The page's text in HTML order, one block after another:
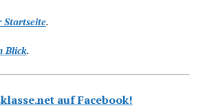
.
Blick.
auf Facebook!